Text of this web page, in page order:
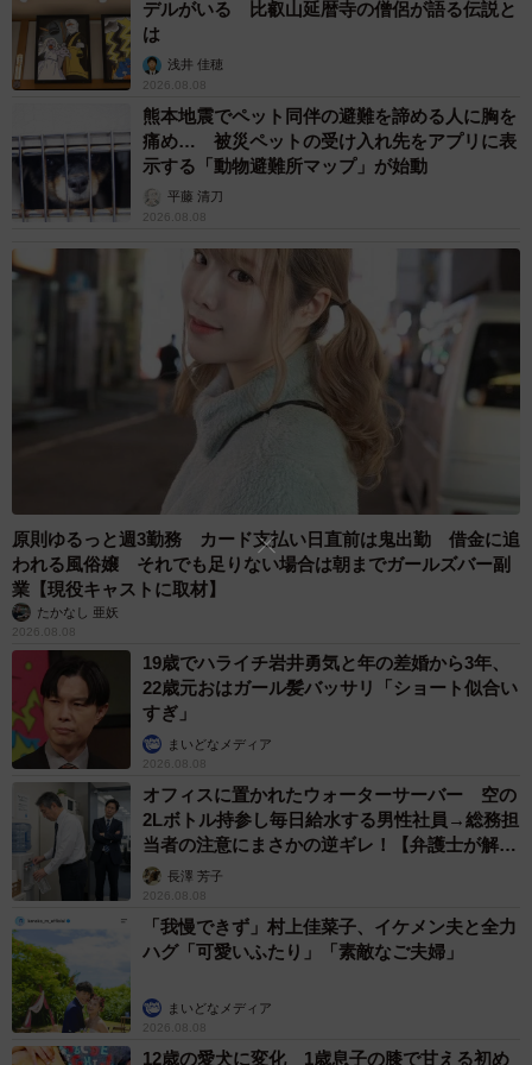
デルがいる 比叡山延暦寺の僧侶が語る伝説と
は
浅井 佳穂
2026.08.08
熊本地震でペット同伴の避難を諦める人に胸を
痛め… 被災ペットの受け入れ先をアプリに表
示する「動物避難所マップ」が始動
平藤 清刀
2026.08.08
原則ゆるっと週3勤務 カード支払い日直前は鬼出勤 借金に追
われる風俗嬢 それでも足りない場合は朝までガールズバー副
業【現役キャストに取材】
たかなし 亜妖
2026.08.08
19歳でハライチ岩井勇気と年の差婚から3年、
22歳元おはガール髪バッサリ「ショート似合い
すぎ」
まいどなメディア
2026.08.08
オフィスに置かれたウォーターサーバー 空の
2Lボトル持参し毎日給水する男性社員→総務担
当者の注意にまさかの逆ギレ！【弁護士が解
説】長澤 芳子
2026.08.08
「我慢できず」村上佳菜子、イケメン夫と全力
ハグ「可愛いふたり」「素敵なご夫婦」
まいどなメディア
2026.08.08
12歳の愛犬に変化 1歳息子の膝で甘える初め